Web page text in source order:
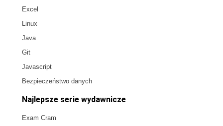
Excel
Linux
Java
Git
Javascript
Bezpieczeństwo danych
Najlepsze serie wydawnicze
Exam Cram